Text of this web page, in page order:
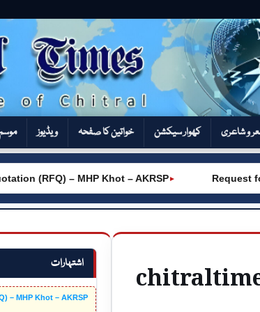
و شاعری کھوار سیکشن‎ خواتین کا صفحہ ویڈیوز
►
(RFQ) – MHP Khot – AKRSP Request
اشتہارات
– MHP Khot – AKRSP